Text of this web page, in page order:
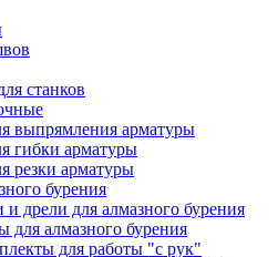
станков
выпрямления арматуры
гибки арматуры
резки арматуры
бурения
и дрели для алмазного бурения
для алмазного бурения
для работы "с рук"